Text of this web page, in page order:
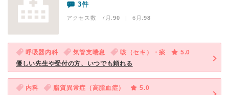
3件
アクセス数 7月:90 | 6月:98
呼吸器内科 気管支喘息 咳（セキ）・痰
5.0
優しい先生や受付の方、いつでも頼れる
内科 脂質異常症（高脂血症）
5.0